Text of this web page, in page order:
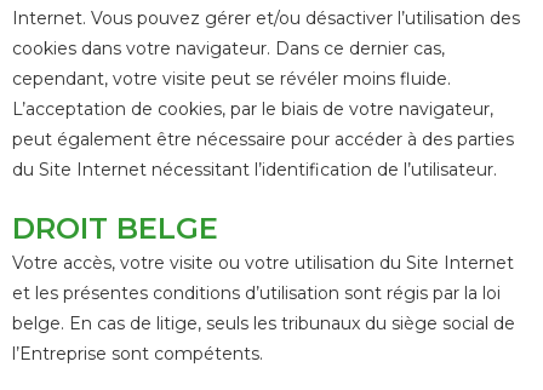
Internet. Vous pouvez gérer et/ou désactiver l’utilisation des
cookies dans votre navigateur. Dans ce dernier cas,
cependant, votre visite peut se révéler moins fluide.
L’acceptation de cookies, par le biais de votre navigateur,
peut également être nécessaire pour accéder à des parties
du Site Internet nécessitant l’identification de l’utilisateur.
DROIT BELGE
Votre accès, votre visite ou votre utilisation du Site Internet
et les présentes conditions d’utilisation sont régis par la loi
belge. En cas de litige, seuls les tribunaux du siège social de
l’Entreprise sont compétents.